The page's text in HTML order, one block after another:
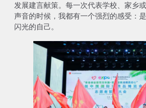
发展建言献策。每一次代表学校、家乡
声音的时候，我都有一个强烈的感受：
闪光的自己。